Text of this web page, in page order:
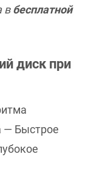
вбесплатной
диск при
— Быстрое